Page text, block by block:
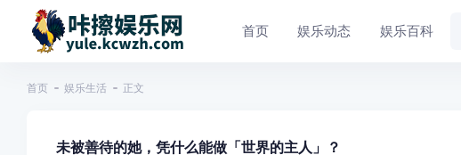
首页 娱乐动态 娱乐百科
首页 娱乐生活 正文
未被善待的她，凭什么能做「世界的主人」？